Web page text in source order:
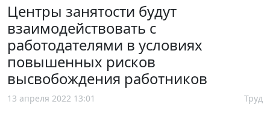
Центры занятости будут
взаимодействовать с
работодателями в условиях
повышенных рисков
высвобождения работников
13 апреля 2022 13:01 Труд